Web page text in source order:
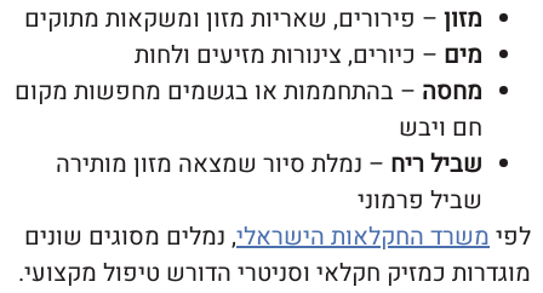
– פירורים, שאריות מזון ומשקאות מתוקים
– כיורים, צינורות מזיעים ולחות
– בהתחממות או בגשמים מחפשות מקום
ויבש
ריח– נמלת סיור שמצאה מזון מותירה
פרמוני
החקלאות הישראלי, נמלים מסוגים שונים
כמזיק חקלאי וסניטרי הדורש טיפול מקצועי.